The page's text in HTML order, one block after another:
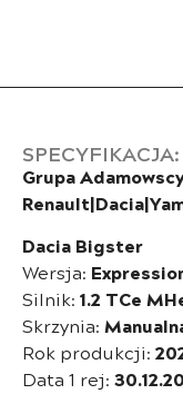
SPECYFIKACJA:
Grupa
Dacia Bigster
Wersja:
Silnik: 1.2 TCe
Skrzynia:
Rok produkcji:
Data 1 rej: